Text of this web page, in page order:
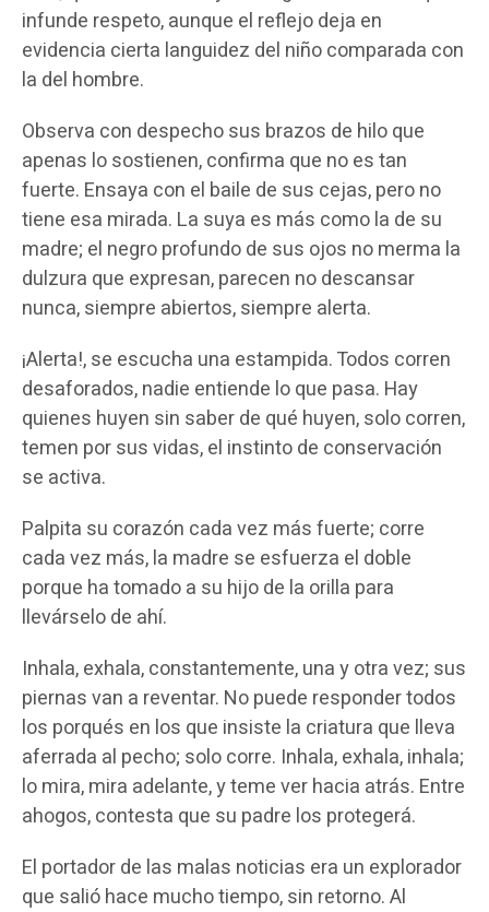
infunde respeto, aunque el reflejo deja en
evidencia cierta languidez del niño comparada con
la del hombre.
Observa con despecho sus brazos de hilo que
apenas lo sostienen, confirma que no es tan
fuerte. Ensaya con el baile de sus cejas, pero no
tiene esa mirada. La suya es más como la de su
madre; el negro profundo de sus ojos no merma la
dulzura que expresan, parecen no descansar
nunca, siempre abiertos, siempre alerta.
¡Alerta!, se escucha una estampida. Todos corren
desaforados, nadie entiende lo que pasa. Hay
quienes huyen sin saber de qué huyen, solo corren,
temen por sus vidas, el instinto de conservación
se activa.
Palpita su corazón cada vez más fuerte; corre
cada vez más, la madre se esfuerza el doble
porque ha tomado a su hijo de la orilla para
llevárselo de ahí.
Inhala, exhala, constantemente, una y otra vez; sus
piernas van a reventar. No puede responder todos
los porqués en los que insiste la criatura que lleva
aferrada al pecho; solo corre. Inhala, exhala, inhala;
lo mira, mira adelante, y teme ver hacia atrás. Entre
ahogos, contesta que su padre los protegerá.
El portador de las malas noticias era un explorador
que salió hace mucho tiempo, sin retorno. Al